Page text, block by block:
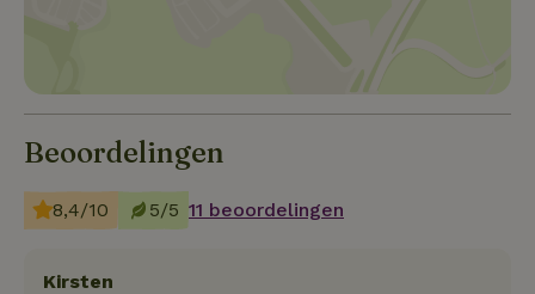
Beoordelingen
8,4/10 5/5 11 beoordelingen
Kirsten